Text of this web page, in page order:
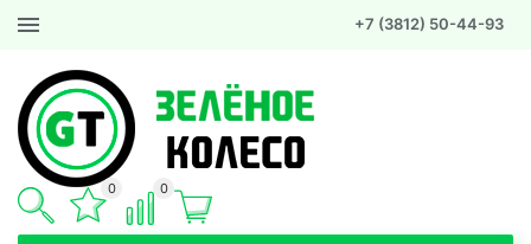
+7 (3812) 50-44-93
0 0